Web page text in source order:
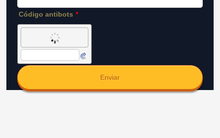
Código antibots *
Enviar